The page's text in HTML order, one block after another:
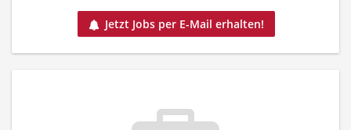
Jetzt Jobs per E-Mail erhalten!